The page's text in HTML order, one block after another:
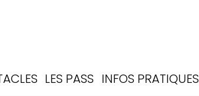
LES PASS INFOS PRATIQUES